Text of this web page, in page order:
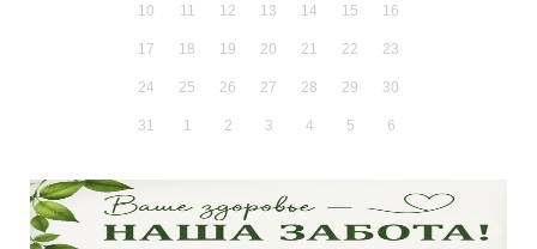
10 11 12 13 14 15 16
17 18 19 20 21 22 23
24 25 26 27 28 29 30
31 1 2 3 4 5 6